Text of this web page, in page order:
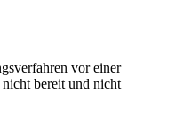
vor einer
bereit und nicht